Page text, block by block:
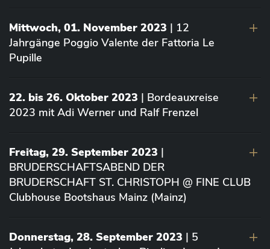
Mittwoch, 01. November 2023 | 12
Jahrgänge Poggio Valente der Fattoria Le
Pupille
22. bis 26. Oktober 2023 | Bordeauxreise
2023 mit Adi Werner und Ralf Frenzel
Freitag, 29. September 2023 |
BRUDERSCHAFTSABEND DER
BRUDERSCHAFT ST. CHRISTOPH @ FINE CLUB
Clubhouse Bootshaus Mainz (Mainz)
Donnerstag, 28. September 2023 | 5